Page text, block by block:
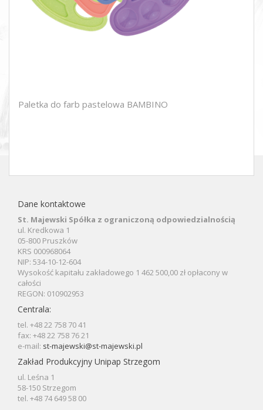
Paletka do farb pastelowa BAMBINO
Dane kontaktowe
St. Majewski Spółka z ograniczoną odpowiedzialnością
ul. Kredkowa 1
05-800 Pruszków
KRS 000968064
NIP: 534-10-12-604
Wysokość kapitału zakładowego 1 462 500,00 zł opłacony w
całości
REGON: 010902953
Centrala:
tel. +48 22 758 70 41
fax: +48 22 758 76 21
e-mail: st-majewski@st-majewski.pl
Zakład Produkcyjny Unipap Strzegom
ul. Leśna 1
58-150 Strzegom
tel. +48 74 649 58 00